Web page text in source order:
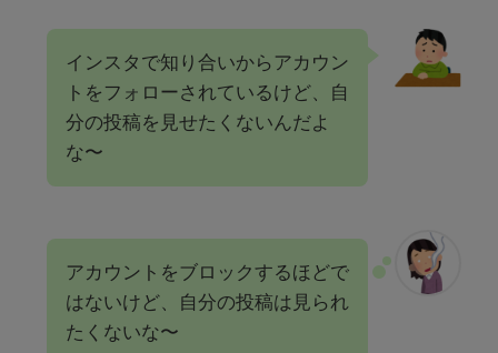
インスタで知り合いからアカウン
トをフォローされているけど、自
分の投稿を見せたくないんだよ
な〜
アカウントをブロックするほどで
はないけど、自分の投稿は見られ
たくないな〜